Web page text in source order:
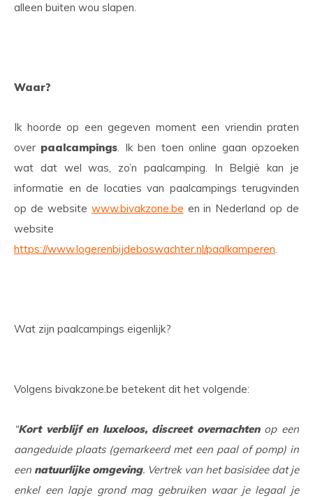
alleen buiten wou slapen.
Waar?
Ik hoorde op een gegeven moment een vriendin praten
over paalcampings. Ik ben toen online gaan opzoeken
wat dat wel was, zo’n paalcamping. In België kan je
informatie en de locaties van paalcampings terugvinden
op de website www.bivakzone.be en in Nederland op de
website
https://www.logerenbijdeboswachter.nl/paalkamperen.
Wat zijn paalcampings eigenlijk?
Volgens bivakzone.be betekent dit het volgende:
“Kort verblijf en luxeloos, discreet overnachtenop een
aangeduide plaats (gemarkeerd met een paal of pomp) in
een natuurlijke omgeving. Vertrek van het basisidee dat je
enkel een lapje grond mag gebruiken waar je legaal je